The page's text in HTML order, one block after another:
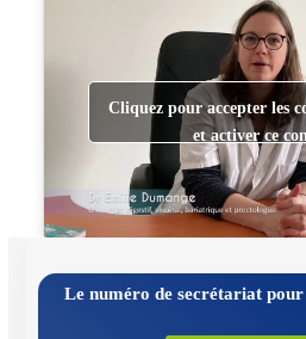
Cliquez pour accepter les
et activer ce
Le numéro de secrétariat